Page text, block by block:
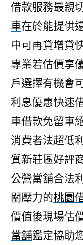
借款服務最親
車在於能提供
中可再貸增貸
專業若估價享
戶選擇有機會
利息優惠快速
車借款免留車
消費者法超低
質新莊區好評
公營當舖合法
關壓力的桃園
價值後現場估
當舖鑑定協助